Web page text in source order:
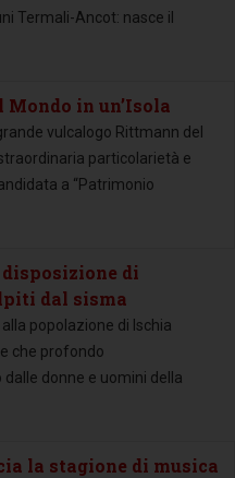
Termali-Ancot: nasce il
in un’Isola
vulcalogo Rittmann del
particolarietà e
a “Patrimonio
di
dal sisma
popolazione di Ischia
che profondo
donne e uomini della
la stagione di musica